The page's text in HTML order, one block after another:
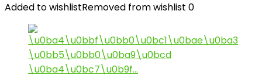
Added to wishlistRemoved from wishlist 0